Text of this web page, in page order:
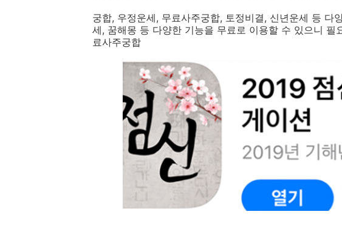
궁합, 우정운세, 무료사주궁합, 토정비결, 신년운세 등 다
세, 꿈해몽 등 다양한 기능을 무료로 이용할 수 있으니 필
료사주궁합